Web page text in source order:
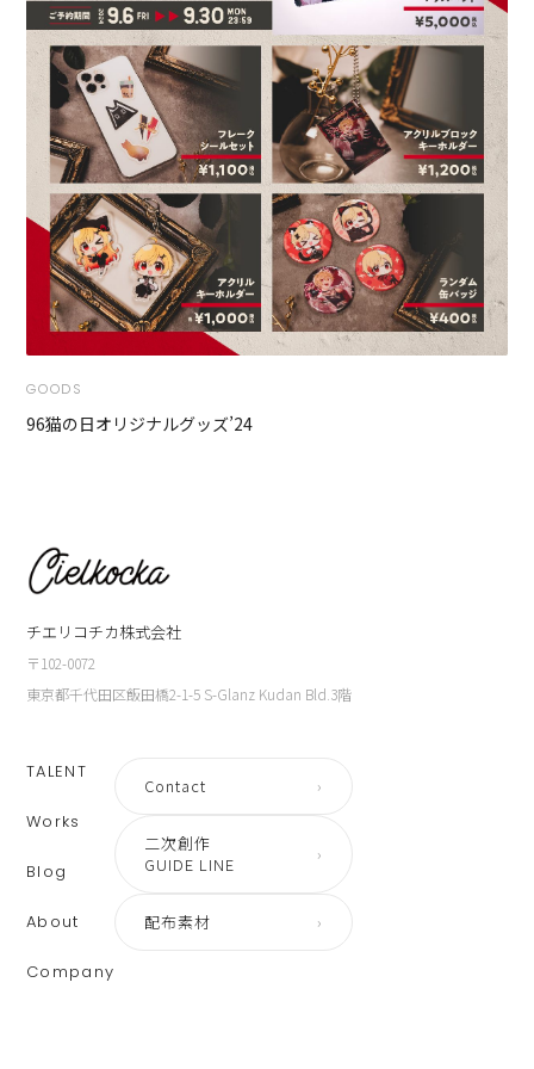
GOODS
96猫の日オリジナルグッズ’24
チエリコチカ株式会社
〒102-0072
東京都千代田区飯田橋2-1-5 S-Glanz Kudan Bld.3階
TALENT
Works
Blog
About
Company
Contact ›
二次創作
GUIDE LINE
›
配布素材 ›